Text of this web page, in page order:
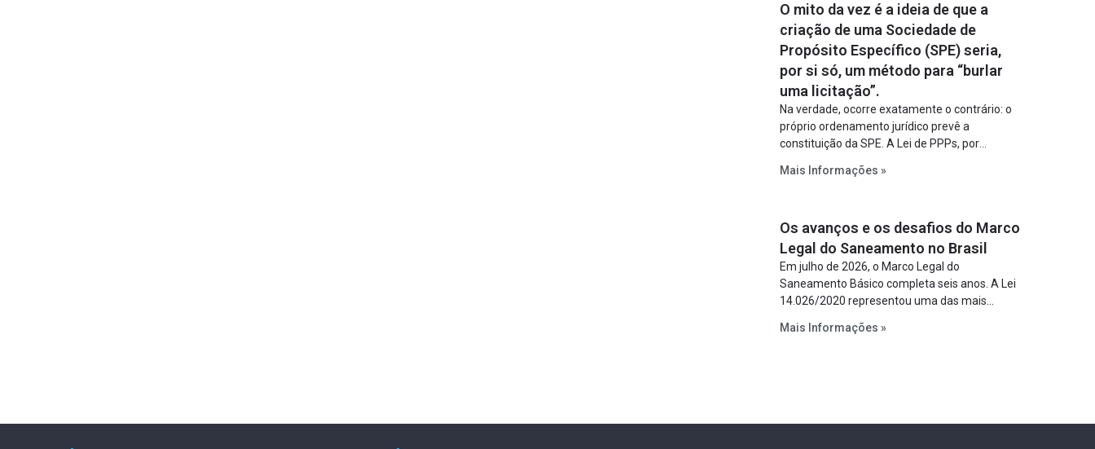
O mito da vez é a ideia de que a
criação de uma Sociedade de
Propósito Específico (SPE) seria,
por si só, um método para “burlar
uma licitação”.
Na verdade, ocorre exatamente o contrário: o
próprio ordenamento jurídico prevê a
constituição da SPE. A Lei de PPPs, por
constitua uma SPE para implantar e gerir o
Lei de Concessões, a figura é facultativa e
sujeita a uma escolha racional de projeto a
projeto.
Mais Informações »
Os avanços e os desafios do Marco
Legal do Saneamento no Brasil
Em julho de 2026, o Marco Legal do
Saneamento Básico completa seis anos. A Lei
14.026/2020 representou uma das mais
estabelecer metas claras para a
mecanismos voltados à segurança jurídica dos
Mais Informações »